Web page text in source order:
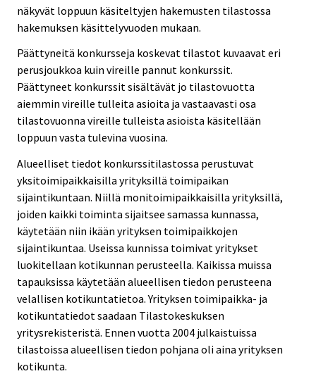
näkyvät loppuun käsiteltyjen hakemusten tilastossa
hakemuksen käsittelyvuoden mukaan.
Päättyneitä konkursseja koskevat tilastot kuvaavat eri
perusjoukkoa kuin vireille pannut konkurssit.
Päättyneet konkurssit sisältävät jo tilastovuotta
aiemmin vireille tulleita asioita ja vastaavasti osa
tilastovuonna vireille tulleista asioista käsitellään
loppuun vasta tulevina vuosina.
Alueelliset tiedot konkurssitilastossa perustuvat
yksitoimipaikkaisilla yrityksillä toimipaikan
sijaintikuntaan. Niillä monitoimipaikkaisilla yrityksillä,
joiden kaikki toiminta sijaitsee samassa kunnassa,
käytetään niin ikään yrityksen toimipaikkojen
sijaintikuntaa. Useissa kunnissa toimivat yritykset
luokitellaan kotikunnan perusteella. Kaikissa muissa
tapauksissa käytetään alueellisen tiedon perusteena
velallisen kotikuntatietoa. Yrityksen toimipaikka- ja
kotikuntatiedot saadaan Tilastokeskuksen
yritysrekisteristä. Ennen vuotta 2004 julkaistuissa
tilastoissa alueellisen tiedon pohjana oli aina yrityksen
kotikunta.